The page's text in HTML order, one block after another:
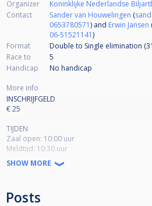
Organizer
Koninklijke Nederlandse
Contact
Sander van Houwelingen (
0653780571) and Erwin Jansen
06-51521141)
Format
Double to Single elimination (31
Race to
5
Handicap
No handicap
More info
INSCHRIJFGELD
€ 25
TIJDEN
Zaal open: 10:00 uur
Meldtijd: 10:30 uur
Starttijd: uiterlijk 11:00 uur
Race to 3
SHOW MORE
Posts